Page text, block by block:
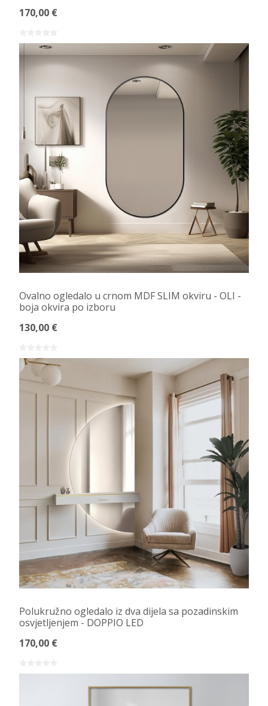
170,00 €
Ovalno ogledalo u crnom MDF SLIM okviru - OLI -
boja okvira po izboru
130,00 €
Polukružno ogledalo iz dva dijela sa pozadinskim
osvjetljenjem - DOPPIO LED
170,00 €